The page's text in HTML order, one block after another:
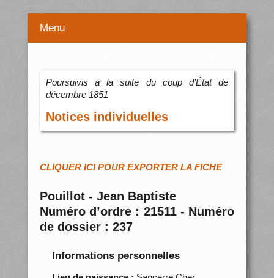
Menu
Poursuivis à la suite du coup d’État de
décembre 1851
Notices individuelles
CLIQUER ICI POUR EXPORTER LA FICHE
Pouillot - Jean Baptiste
Numéro d’ordre : 21511 - Numéro
de dossier : 237
Informations personnelles